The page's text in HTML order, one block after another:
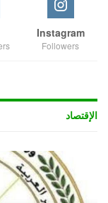
Instagram
Followers
الإقتصاد